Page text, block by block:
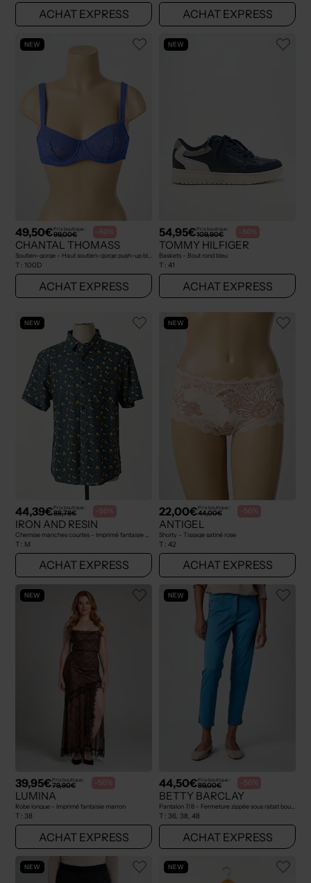
ACHAT EXPRESS ACHAT EXPRESS
NEW
49,50€Prix boutique :
99,00€ -50%
CHANTAL THOMASS
Soutien-gorge - Haut soutien-gorge push-up bleu
T : 100D
ACHAT EXPRESS
NEW
54,95€Prix boutique :
109,90€ -50%
TOMMY HILFIGER
Baskets - Bout rond bleu
T : 41
ACHAT EXPRESS
NEW
44,39€Prix boutique :
88,78€ -50%
IRON AND RESIN
T : M
ACHAT EXPRESS
NEW
22,00€Prix boutique :
44,00€ -50%
ANTIGEL
Shorty - Tissage satiné rose
T : 42
ACHAT EXPRESS
NEW
39,95€Prix boutique :
79,90€ -50%
LUMINA
Robe longue - Imprimé fantaisie marron
T : 38
ACHAT EXPRESS
NEW
44,50€Prix boutique :
89,00€ -50%
BETTY BARCLAY
Pantalon 7/8 - Fermeture zippée sous rabat boutonné bleu
T : 36, 38, 48
ACHAT EXPRESS
NEW NEW